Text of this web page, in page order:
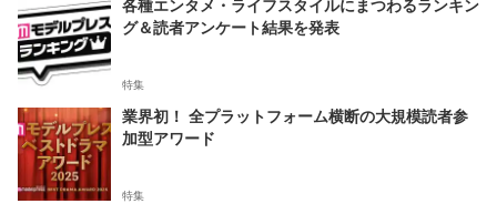
グ＆読者アンケート結果を発表
特集
業界初！ 全プラットフォーム横断の大規模読者参
加型アワード
特集